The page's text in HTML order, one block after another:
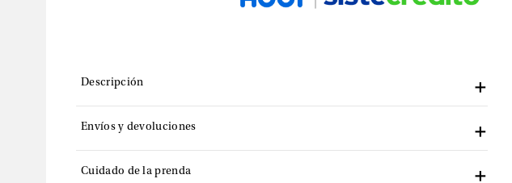
Descripción
Envíos y devoluciones
Cuidado de la prenda